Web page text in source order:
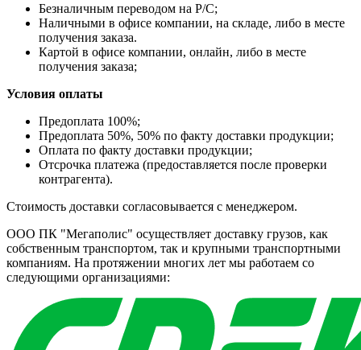
Безналичным переводом на Р/С;
Наличными в офисе компании, на складе, либо в месте
получения заказа.
Картой в офисе компании, онлайн, либо в месте
получения заказа;
Условия оплаты
Предоплата 100%;
Предоплата 50%, 50% по факту доставки продукции;
Оплата по факту доставки продукции;
Отсрочка платежа (предоставляется после проверки
контрагента).
Стоимость доставки согласовывается с менеджером.
ООО ПК "Мегаполис" осуществляет доставку грузов, как
собственным транспортом, так и крупными транспортными
компаниям. На протяжении многих лет мы работаем со
следующими организациями: